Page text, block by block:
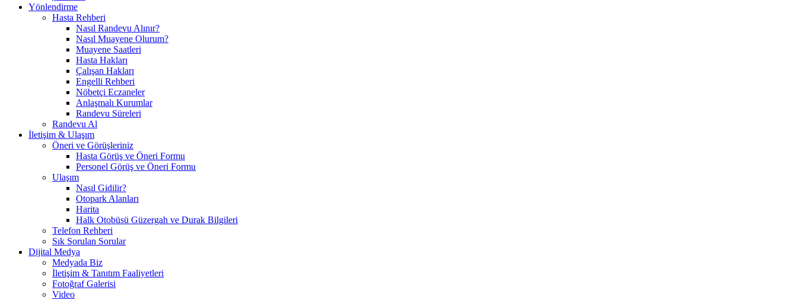
Yönlendirme
Hasta Rehberi
Nasıl Randevu Alınır?
Nasıl Muayene Olurum?
Muayene Saatleri
Hasta Hakları
Çalışan Hakları
Engelli Rehberi
Nöbetçi Eczaneler
Anlaşmalı Kurumlar
Randevu Süreleri
Randevu Al
İletişim & Ulaşım
Öneri ve Görüşleriniz
Hasta Görüş ve Öneri Formu
Personel Görüş ve Öneri Formu
Ulaşım
Nasıl Gidilir?
Otopark Alanları
Harita
Halk Otobüsü Güzergah ve Durak Bilgileri
Telefon Rehberi
Sık Sorulan Sorular
Dijital Medya
Medyada Biz
İletişim & Tanıtım Faaliyetleri
Fotoğraf Galerisi
Video